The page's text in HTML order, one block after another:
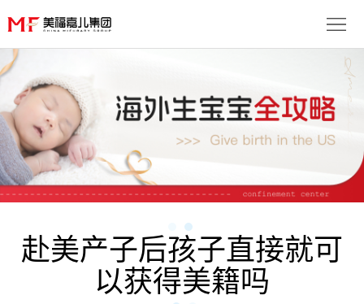
子
优
势
服
务
流
月
子
成
赴美产子后孩子直接就可
以获得美籍吗